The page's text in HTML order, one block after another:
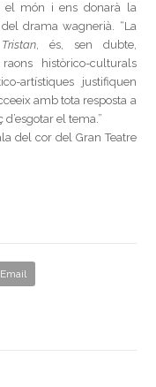
el món i ens donarà la
drama wagnerià. “La
Tristan, és, sen dubte,
històrico-culturals
artístiques justifiquen
amb tota resposta a
el tema.”
del cor del Gran Teatre
Email